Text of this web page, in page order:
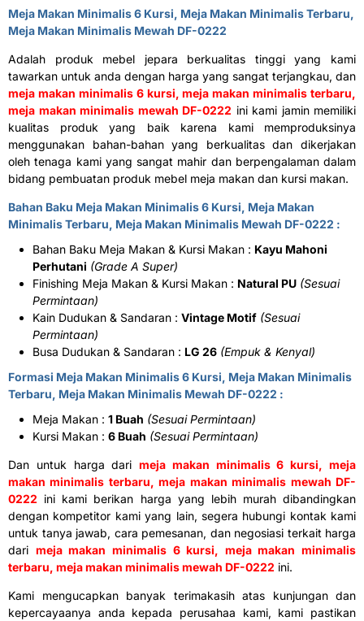
Meja Makan Minimalis 6 Kursi, Meja Makan Minimalis Terbaru,
Meja Makan Minimalis Mewah DF-0222
Adalah produk mebel jepara berkualitas tinggi yang kami
tawarkan untuk anda dengan harga yang sangat terjangkau, dan
meja makan minimalis 6 kursi, meja makan minimalis terbaru,
meja makan minimalis mewah DF-0222 ini kami jamin memiliki
kualitas produk yang baik karena kami memproduksinya
menggunakan bahan-bahan yang berkualitas dan dikerjakan
oleh tenaga kami yang sangat mahir dan berpengalaman dalam
bidang pembuatan produk mebel meja makan dan kursi makan.
Bahan Baku Meja Makan Minimalis 6 Kursi, Meja Makan
Minimalis Terbaru, Meja Makan Minimalis Mewah DF-0222 :
Bahan Baku Meja Makan & Kursi Makan : Kayu Mahoni
Perhutani (Grade A Super)
Finishing Meja Makan & Kursi Makan : Natural PU (Sesuai
Permintaan)
Kain Dudukan & Sandaran : Vintage Motif (Sesuai
Permintaan)
Busa Dudukan & Sandaran : LG 26 (Empuk & Kenyal)
Formasi Meja Makan Minimalis 6 Kursi, Meja Makan Minimalis
Terbaru, Meja Makan Minimalis Mewah DF-0222 :
Meja Makan : 1 Buah (Sesuai Permintaan)
Kursi Makan : 6 Buah (Sesuai Permintaan)
Dan untuk harga darimeja makan minimalis 6 kursi, meja
makan minimalis terbaru, meja makan minimalis mewah DF-
0222 ini kami berikan harga yang lebih murah dibandingkan
dengan kompetitor kami yang lain, segera hubungi kontak kami
untuk tanya jawab, cara pemesanan, dan negosiasi terkait harga
dari meja makan minimalis 6 kursi, meja makan minimalis
terbaru, meja makan minimalis mewah DF-0222 ini.
Kami mengucapkan banyak terimakasih atas kunjungan dan
kepercayaanya anda kepada perusahaa kami, kami pastikan